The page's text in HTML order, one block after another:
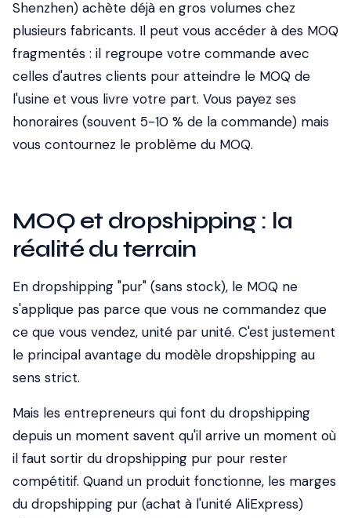
Shenzhen) achète déjà en gros volumes chez
plusieurs fabricants. Il peut vous accéder à des MOQ
fragmentés : il regroupe votre commande avec
celles d'autres clients pour atteindre le MOQ de
l'usine et vous livre votre part. Vous payez ses
honoraires (souvent 5-10 % de la commande) mais
vous contournez le problème du MOQ.
MOQ et dropshipping : la
réalité du terrain
En dropshipping "pur" (sans stock), le MOQ ne
s'applique pas parce que vous ne commandez que
ce que vous vendez, unité par unité. C'est justement
le principal avantage du modèle dropshipping au
sens strict.
Mais les entrepreneurs qui font du dropshipping
depuis un moment savent qu'il arrive un moment où
il faut sortir du dropshipping pur pour rester
compétitif. Quand un produit fonctionne, les marges
du dropshipping pur (achat à l'unité AliExpress)